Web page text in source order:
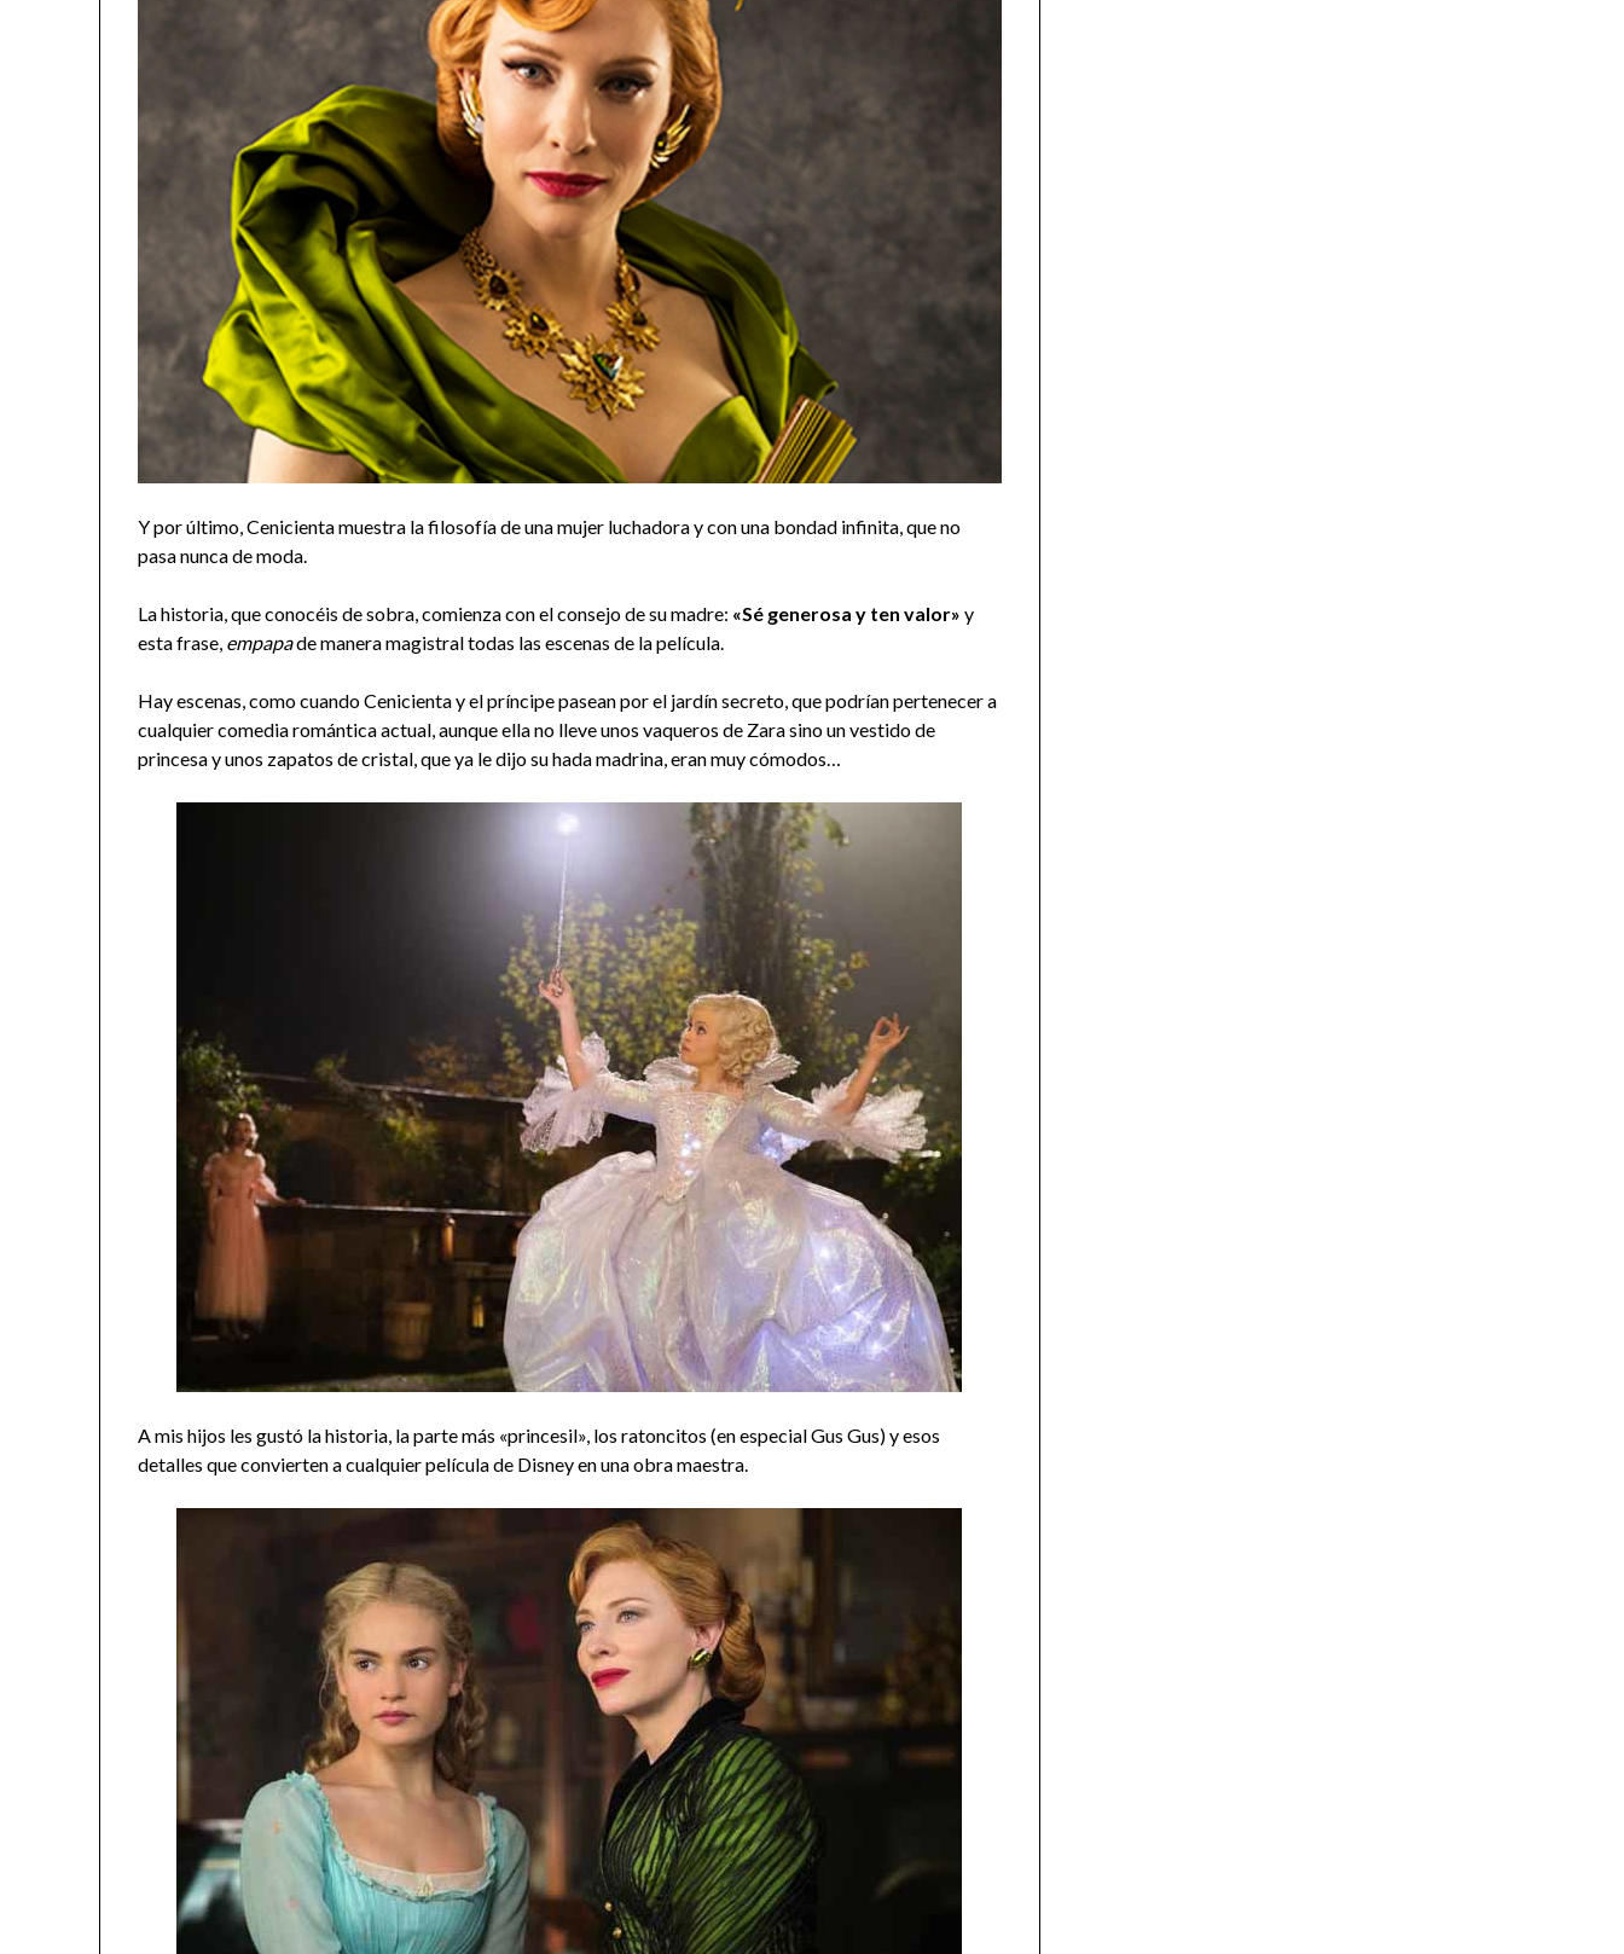
Y por último, Cenicienta muestra la filosofía de una mujer luchadora y con una bondad infinita, que no
pasa nunca de moda.
La historia, que conocéis de sobra, comienza con el consejo de su madre: «Sé generosa y ten valor» y
esta frase, empapade manera magistral todas las escenas de la película.
Hay escenas, como cuando Cenicienta y el príncipe pasean por el jardín secreto, que podrían pertenecer a
cualquier comedia romántica actual, aunque ella no lleve unos vaqueros de Zara sino un vestido de
princesa y unos zapatos de cristal, que ya le dijo su hada madrina, eran muy cómodos…
A mis hijos les gustó la historia, la parte más «princesil», los ratoncitos (en especial Gus Gus) y esos
detalles que convierten a cualquier película de Disney en una obra maestra.